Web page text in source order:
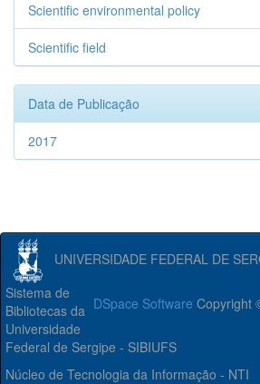
Scientific environmental policy
Scientific field
Data de Publicação
2017
UNIVERSIDADE FEDERAL DE
DSpace Software Copyright
Sistema de
Bibliotecas da
Universidade
Federal de Sergipe - SIBIUFS
Núcleo de Tecnologia da Informação - NTI